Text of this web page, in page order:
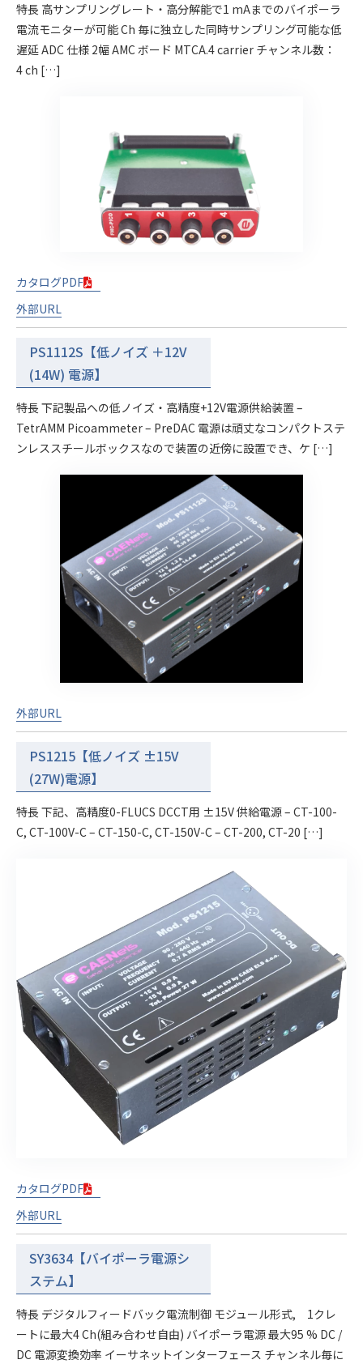
特長 高サンプリングレート・高分解能で1 mAまでのバイポーラ
電流モニターが可能 Ch 毎に独立した同時サンプリング可能な低
遅延 ADC 仕様 2幅 AMC ボード MTCA.4 carrier チャンネル数：
4 ch […]
カタログPDF
外部URL
PS1112S【低ノイズ ＋12V
(14W) 電源】
特長 下記製品への低ノイズ・高精度+12V電源供給装置 –
TetrAMM Picoammeter – PreDAC 電源は頑丈なコンパクトステ
ンレススチールボックスなので装置の近傍に設置でき、ケ […]
外部URL
PS1215【低ノイズ ±15V
(27W)電源】
特長 下記、高精度0-FLUCS DCCT用 ±15V 供給電源 – CT-100-
C, CT-100V-C – CT-150-C, CT-150V-C – CT-200, CT-20 […]
カタログPDF
外部URL
SY3634【バイポーラ電源シ
ステム】
特長 デジタルフィードバック電流制御 モジュール形式, 1クレ
ートに最大4 Ch(組み合わせ自由) バイポーラ電源 最大95 % DC /
DC 電源変換効率 イーサネットインターフェース チャンネル毎に